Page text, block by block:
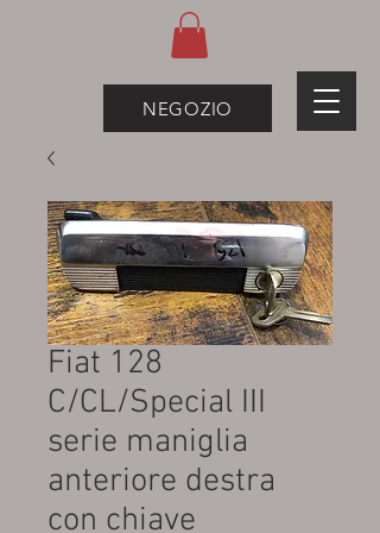
NEGOZIO
Fiat 128
C/CL/Special III
serie maniglia
anteriore destra
con chiave